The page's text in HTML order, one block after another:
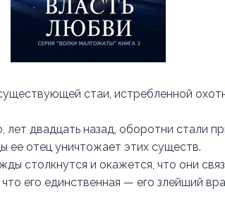
стаи, истребленной
двадцать назад, оборотни стали
ее отец уничтожает этих существ.
столкнутся и окажется, что они
его единственная — его злейший